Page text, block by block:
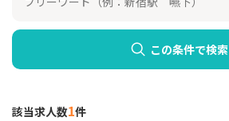
この条件で検索
該当求人数1件